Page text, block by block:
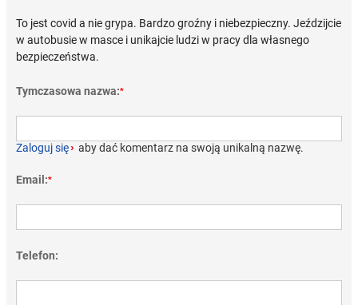
To jest covid a nie grypa. Bardzo groźny i niebezpieczny. Jeździjcie
w autobusie w masce i unikajcie ludzi w pracy dla własnego
bezpieczeństwa.
Tymczasowa nazwa:*
Zaloguj się› aby dać komentarz na swoją unikalną nazwę.
Email:*
Telefon: